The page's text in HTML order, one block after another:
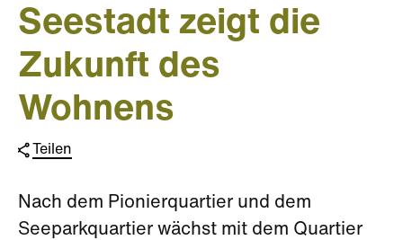
Seestadt zeigt die
Zukunft des
Wohnens
Teilen
Nach dem Pionierquartier und dem
Seeparkquartier wächst mit dem Quartier